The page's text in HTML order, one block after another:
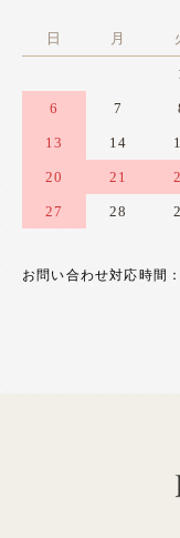
日 月
6 7
13 14
20 21
27 28
お問い合わせ対応時間